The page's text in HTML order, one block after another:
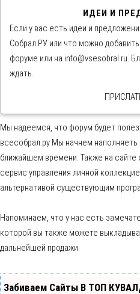
ИДЕИ И
Если у вас есть идеи и
Собрал.РУ или что можно
форуме или на info@vsesobral.ru.
ждать.
Мы надеемся, что форум будет
всесобрал.ру Мы начнем
ближайшем времени. Также на сайте
сервис управления личной
альтернативой существующим
Напоминаем, что у нас есть
которой вы также можете
дальнейшей продажи.
Забиваем Сайты В ТОП